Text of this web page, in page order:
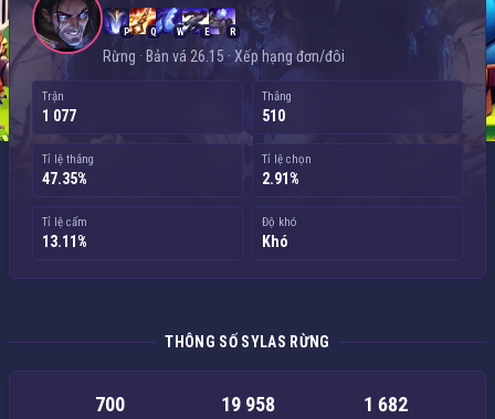
P Q W E R
Rừng · Bản vá 26.15 · Xếp hạng đơn/đôi
Trận
1 077
Thắng
510
Tỉ lệ thắng
47.35%
Tỉ lệ chọn
2.91%
Tỉ lệ cấm
13.11%
Độ khó
Khó
THÔNG SỐ SYLAS RỪNG
700 19 958 1 682